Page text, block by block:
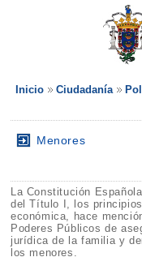
Inicio Ciudadanía
Menores
La Constitución
del Título I, los
económica, hace
Poderes Públicos de
jurídica de la familia y
los menores.